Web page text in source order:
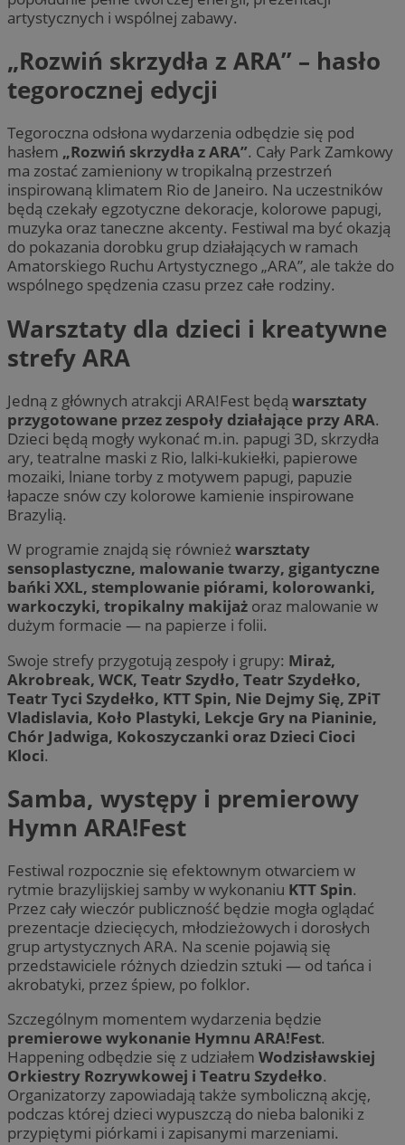
artystycznych i wspólnej zabawy.
„Rozwiń skrzydła z ARA” – hasło
tegorocznej edycji
Tegoroczna odsłona wydarzenia odbędzie się pod
hasłem „Rozwiń skrzydła z ARA”. Cały Park Zamkowy
ma zostać zamieniony w tropikalną przestrzeń
inspirowaną klimatem Rio de Janeiro. Na uczestników
będą czekały egzotyczne dekoracje, kolorowe papugi,
muzyka oraz taneczne akcenty. Festiwal ma być okazją
do pokazania dorobku grup działających w ramach
Amatorskiego Ruchu Artystycznego „ARA”, ale także do
wspólnego spędzenia czasu przez całe rodziny.
Warsztaty dla dzieci i kreatywne
strefy ARA
Jedną z głównych atrakcji ARA!Fest będą warsztaty
przygotowane przez zespoły działające przy ARA.
Dzieci będą mogły wykonać m.in. papugi 3D, skrzydła
ary, teatralne maski z Rio, lalki-kukiełki, papierowe
mozaiki, lniane torby z motywem papugi, papuzie
łapacze snów czy kolorowe kamienie inspirowane
Brazylią.
W programie znajdą się równieżwarsztaty
sensoplastyczne, malowanie twarzy, gigantyczne
bańki XXL, stemplowanie piórami, kolorowanki,
warkoczyki, tropikalny makijaż oraz malowanie w
dużym formacie — na papierze i folii.
Swoje strefy przygotują zespoły i grupy: Miraż,
Akrobreak, WCK, Teatr Szydło, Teatr Szydełko,
Teatr Tyci Szydełko, KTT Spin, Nie Dejmy Się, ZPiT
Vladislavia, Koło Plastyki, Lekcje Gry na Pianinie,
Chór Jadwiga, Kokoszyczanki oraz Dzieci Cioci
Kloci.
Samba, występy i premierowy
Hymn ARA!Fest
Festiwal rozpocznie się efektownym otwarciem w
rytmie brazylijskiej samby w wykonaniu KTT Spin.
Przez cały wieczór publiczność będzie mogła oglądać
prezentacje dziecięcych, młodzieżowych i dorosłych
grup artystycznych ARA. Na scenie pojawią się
przedstawiciele różnych dziedzin sztuki — od tańca i
akrobatyki, przez śpiew, po folklor.
Szczególnym momentem wydarzenia będzie
premierowe wykonanie Hymnu ARA!Fest.
Happening odbędzie się z udziałem Wodzisławskiej
Orkiestry Rozrywkowej i Teatru Szydełko.
Organizatorzy zapowiadają także symboliczną akcję,
podczas której dzieci wypuszczą do nieba baloniki z
przypiętymi piórkami i zapisanymi marzeniami.